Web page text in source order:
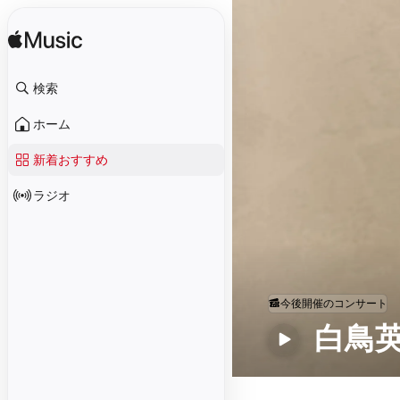
検索
ホーム
新着おすすめ
ラジオ
白鳥
今後開催のコンサート